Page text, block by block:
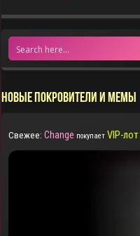
НОВЫЕ ПОКРОВИТЕЛИ И МЕМЫ
Свежее: Change покупает VIP-лот